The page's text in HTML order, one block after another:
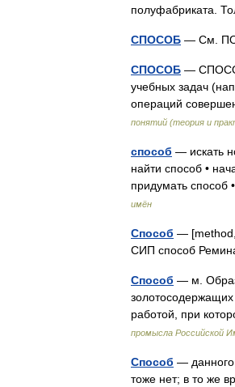
полуфабриката.
СПОСОБ — См.
СПОСОБ —
учебных задач
операций
понятий (теория и
способ — искать
найти способ •
придумать способ
имён
Способ — [method,
СИП способ
Способ — м. Образ
золотосодержащих
работой, при
промысла Российской
Способ —
тоже нет; в то же